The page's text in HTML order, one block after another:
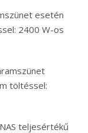
esetén
2400 W-os
töltéssel:
teljesértékű